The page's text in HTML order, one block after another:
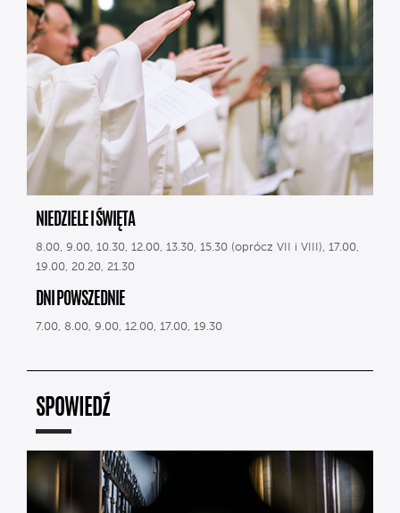
NIEDZIELE I ŚWIĘTA
8.00, 9.00, 10.30, 12.00, 13.30, 15.30 (oprócz VII i VIII), 17.00,
19.00, 20.20, 21.30
DNI POWSZEDNIE
7.00, 8.00, 9.00, 12.00, 17.00, 19.30
SPOWIEDŹ